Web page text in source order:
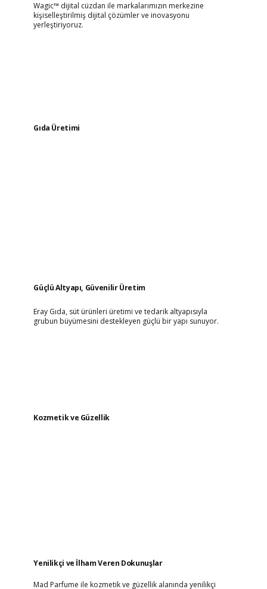
Wagic™ dijital cüzdan ile markalarımızın merkezine
kişiselleştirilmiş dijital çözümler ve inovasyonu
yerleştiriyoruz.
Gıda Üretimi
Güçlü Altyapı, Güvenilir Üretim
Eray Gıda, süt ürünleri üretimi ve tedarik altyapısıyla
grubun büyümesini destekleyen güçlü bir yapı sunuyor.
Kozmetik ve Güzellik
Yenilikçi ve İlham Veren Dokunuşlar
Mad Parfume ile kozmetik ve güzellik alanında yenilikçi